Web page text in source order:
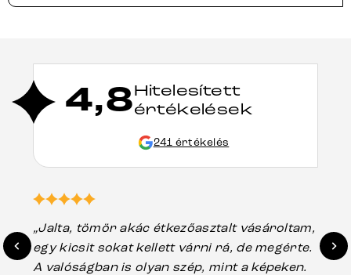
4,8Hitelesített
értékelések
241 értékelés
„Jalta, tömör akác étkezőasztalt vásároltam,
egy kicsit sokat kellett várni rá, de megérte.
A valóságban is olyan szép, mint a képeken.